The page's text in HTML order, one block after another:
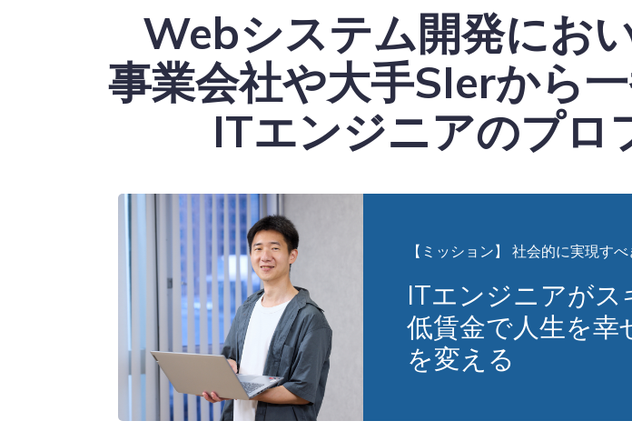
Webシステム開発にお
事業会社や大手SIerから
ITエンジニアのプロ
【ミッション】 社会的に実現すべ
ITエンジニアがス
低賃金で人生を幸
を変える